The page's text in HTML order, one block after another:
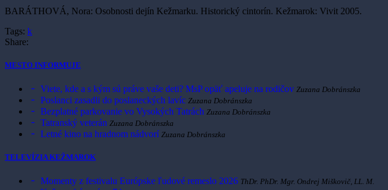
BARÁTHOVÁ, Nora: Osobnosti dejín Kežmarku. Historický cintorín. Kežmarok: Vivit 2005.
Tags: k
Share:
MESTO INFORMUJE
Viete, kde a s kým sú práve vaše deti? MsP opäť apeluje na rodičov Zuzana Dobránszka
Poslanci zasadli do poslaneckých lavíc Zuzana Dobránszka
Bezplatné parkovanie vo Vysokých Tatrách Zuzana Dobránszka
Tatranský veterán Zuzana Dobránszka
Letné kino na hradnom nádvorí Zuzana Dobránszka
TELEVÍZIA KEŽMAROK
Momenty z festivalu Európske ľudové remeslo 2026 ThDr. PhDr. Mgr. Ondrej Miškovič, LL. M.